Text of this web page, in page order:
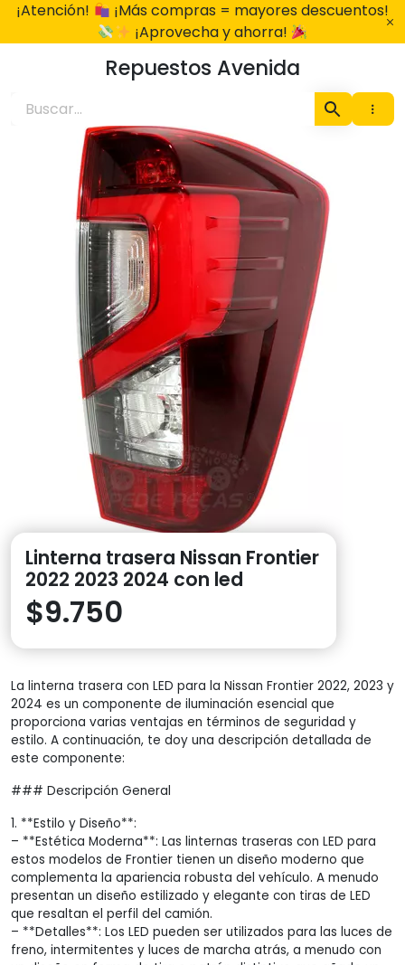
¡Atención!
¡Más compras = mayores descuentos!
¡Aprovecha y ahorra!
Repuestos Avenida
Linterna trasera Nissan Frontier
2022 2023 2024 con led
$9.750
La linterna trasera con LED para la Nissan Frontier 2022, 2023 y
2024 es un componente de iluminación esencial que
proporciona varias ventajas en términos de seguridad y
estilo. A continuación, te doy una descripción detallada de
este componente:
### Descripción General
1. **Estilo y Diseño**:
– **Estética Moderna**: Las linternas traseras con LED para
estos modelos de Frontier tienen un diseño moderno que
complementa la apariencia robusta del vehículo. A menudo
presentan un diseño estilizado y elegante con tiras de LED
que resaltan el perfil del camión.
– **Detalles**: Los LED pueden ser utilizados para las luces de
freno, intermitentes y luces de marcha atrás, a menudo con